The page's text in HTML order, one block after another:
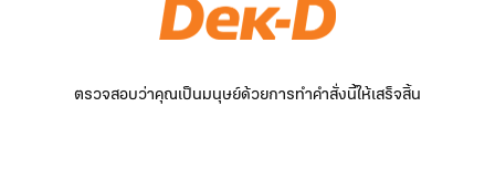
ตรวจสอบว่าคุณเป็นมนุษย์ด้วยการทำคำสั่งนี้ให้เสร็จสิ้น